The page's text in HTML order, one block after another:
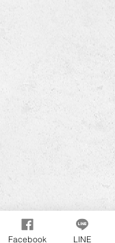
Facebook LINE